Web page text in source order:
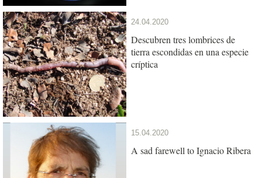
24.04.2020
Descubren tres lombrices de
tierra escondidas en una especie
críptica
15.04.2020
A sad farewell to Ignacio Ribera